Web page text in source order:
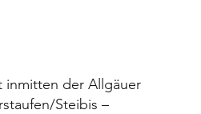
inmitten der Allgäuer
Steibis –